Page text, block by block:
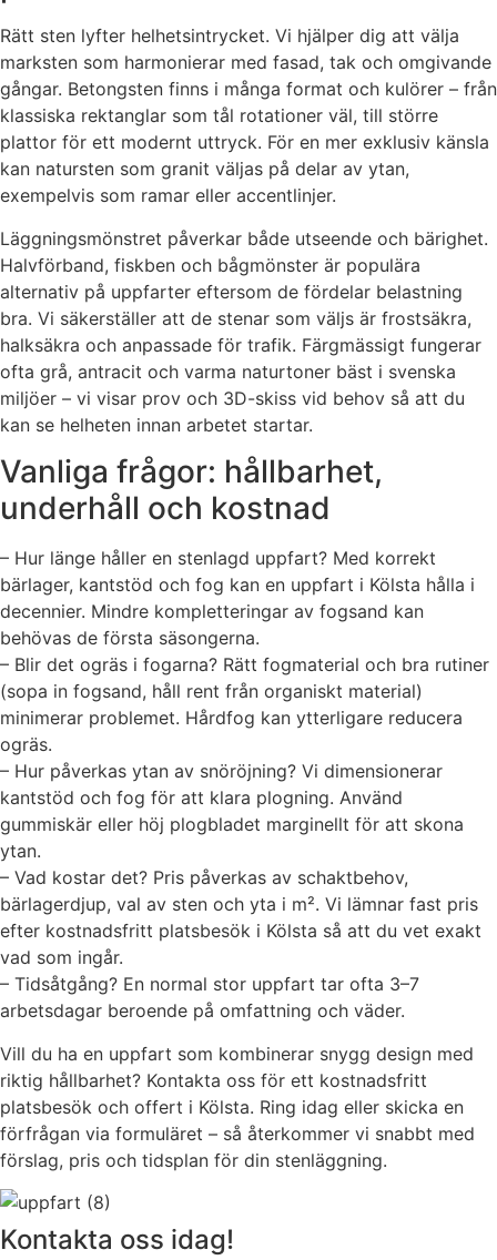
Rätt sten lyfter helhetsintrycket. Vi hjälper dig att välja
marksten som harmonierar med fasad, tak och omgivande
gångar. Betongsten finns i många format och kulörer – från
klassiska rektanglar som tål rotationer väl, till större
plattor för ett modernt uttryck. För en mer exklusiv känsla
kan natursten som granit väljas på delar av ytan,
exempelvis som ramar eller accentlinjer.
Läggningsmönstret påverkar både utseende och bärighet.
Halvförband, fiskben och bågmönster är populära
alternativ på uppfarter eftersom de fördelar belastning
bra. Vi säkerställer att de stenar som väljs är frostsäkra,
halksäkra och anpassade för trafik. Färgmässigt fungerar
ofta grå, antracit och varma naturtoner bäst i svenska
miljöer – vi visar prov och 3D-skiss vid behov så att du
kan se helheten innan arbetet startar.
Vanliga frågor: hållbarhet,
underhåll och kostnad
– Hur länge håller en stenlagd uppfart? Med korrekt
bärlager, kantstöd och fog kan en uppfart i Kölsta hålla i
decennier. Mindre kompletteringar av fogsand kan
behövas de första säsongerna.
– Blir det ogräs i fogarna? Rätt fogmaterial och bra rutiner
(sopa in fogsand, håll rent från organiskt material)
minimerar problemet. Hårdfog kan ytterligare reducera
ogräs.
– Hur påverkas ytan av snöröjning? Vi dimensionerar
kantstöd och fog för att klara plogning. Använd
gummiskär eller höj plogbladet marginellt för att skona
ytan.
– Vad kostar det? Pris påverkas av schaktbehov,
bärlagerdjup, val av sten och yta i m². Vi lämnar fast pris
efter kostnadsfritt platsbesök i Kölsta så att du vet exakt
vad som ingår.
– Tidsåtgång? En normal stor uppfart tar ofta 3–7
arbetsdagar beroende på omfattning och väder.
Vill du ha en uppfart som kombinerar snygg design med
riktig hållbarhet? Kontakta oss för ett kostnadsfritt
platsbesök och offert i Kölsta. Ring idag eller skicka en
förfrågan via formuläret – så återkommer vi snabbt med
förslag, pris och tidsplan för din stenläggning.
Kontakta oss idag!